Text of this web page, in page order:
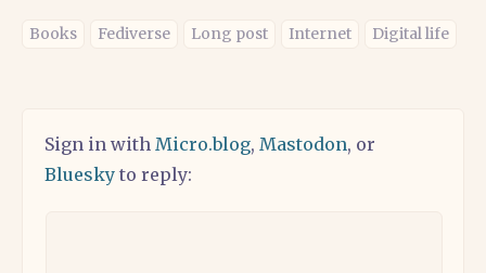
Books Fediverse Long post Internet Digital life
Sign in with Micro.blog, Mastodon, or
Bluesky to reply: